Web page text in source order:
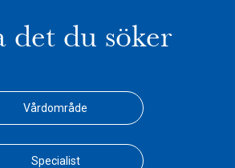
det du söker
Vårdområde
Specialist